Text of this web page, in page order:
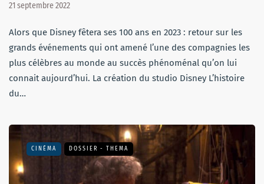
21 septembre 2022
Alors que Disney fêtera ses 100 ans en 2023 : retour sur les
grands événements qui ont amené l’une des compagnies les
plus célèbres au monde au succès phénoménal qu’on lui
connait aujourd’hui. La création du studio Disney L’histoire
du…
CINÉMA DOSSIER - THEMA